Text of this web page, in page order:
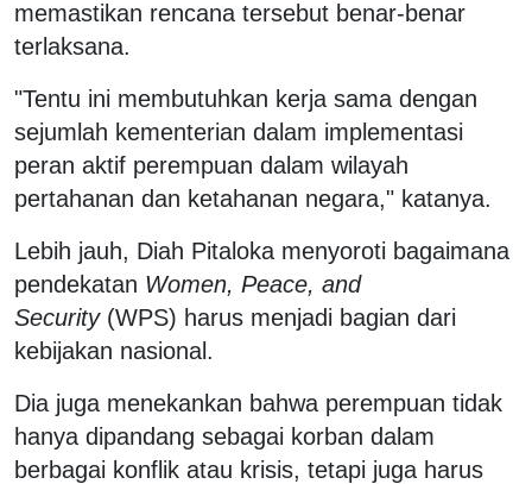
memastikan rencana tersebut benar-benar
terlaksana.
"Tentu ini membutuhkan kerja sama dengan
sejumlah kementerian dalam implementasi
peran aktif perempuan dalam wilayah
pertahanan dan ketahanan negara," katanya.
Lebih jauh, Diah Pitaloka menyoroti bagaimana
pendekatan Women, Peace, and
Security(WPS) harus menjadi bagian dari
kebijakan nasional.
Dia juga menekankan bahwa perempuan tidak
hanya dipandang sebagai korban dalam
berbagai konflik atau krisis, tetapi juga harus